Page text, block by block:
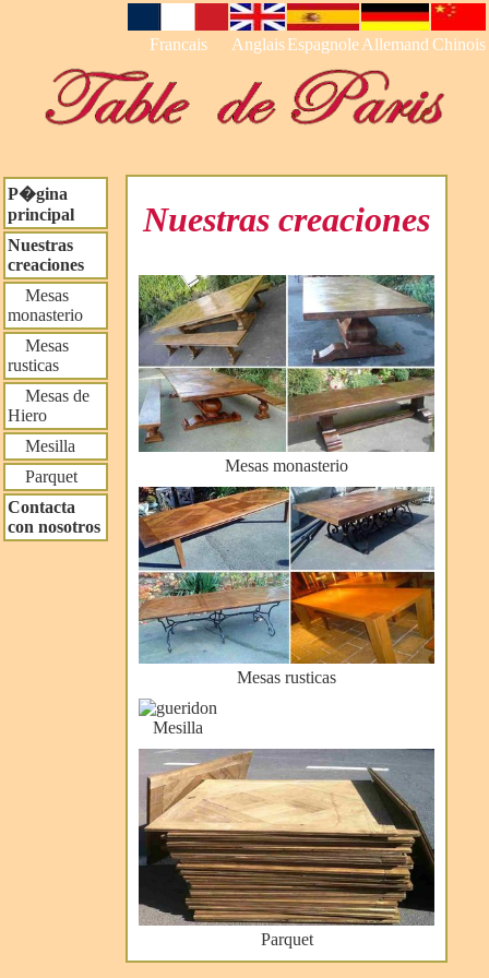
Francais Anglais EspagnoleAllemand Chinois
P�gina
principal
Nuestras
creaciones
Mesas
monasterio
Mesas
rusticas
Mesas de
Hiero
Mesilla
Parquet
Contacta
con nosotros
Nuestras creaciones
Mesas monasterio
Mesas rusticas
Mesilla
Parquet